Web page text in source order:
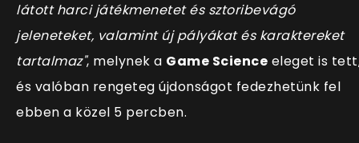
látott harci játékmenetet és sztoribevágó
jeleneteket, valamint új pályákat és karaktereket
tartalmaz", melynek a Game Science eleget is
és valóban rengeteg újdonságot fedezhetünk fel
ebben a közel 5 percben.